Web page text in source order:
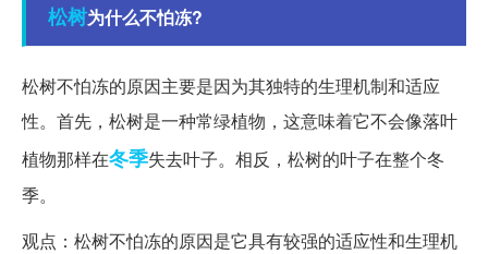
松树为什么不怕冻?
松树不怕冻的原因主要是因为其独特的生理机制和适应
性。首先，松树是一种常绿植物，这意味着它不会像落叶
植物那样在冬季失去叶子。相反，松树的叶子在整个冬
季。
观点：松树不怕冻的原因是它具有较强的适应性和生理机